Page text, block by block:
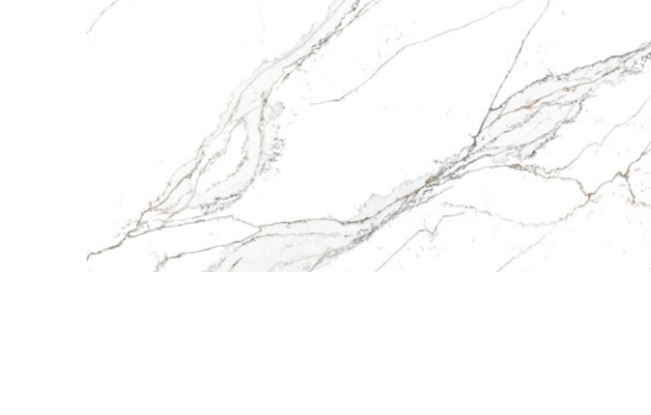
QuartzForms (Германия)
Samsung Radianz (Южная
Silestone (Испания)
Smart Quartz (Китай)
Stratos (Вьетнам)
Technistone (Чехия)
Teltos (Китай)